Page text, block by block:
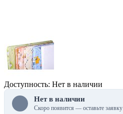
Доступность: Нет в наличии
Нет в наличии
Скоро появится — оставьте заявку